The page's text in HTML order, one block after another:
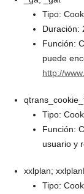
Tipo:
Duración:
Función:
puede
http://
Tipo:
Función:
usuario y
xxlplan;
Tipo: